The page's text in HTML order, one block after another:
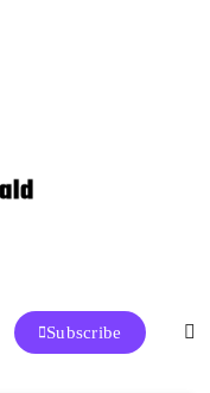
dan
Indonesia
Subscribe